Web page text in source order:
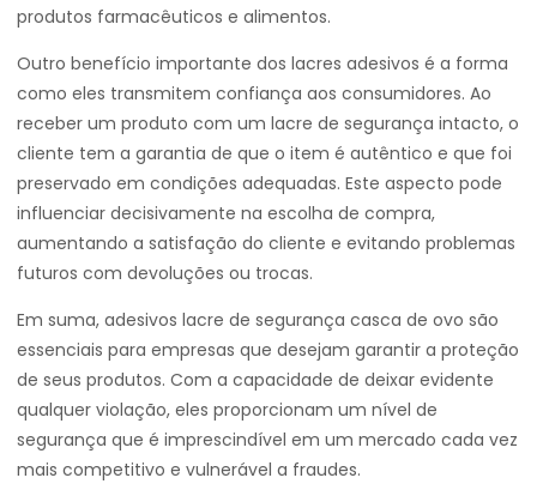
produtos farmacêuticos e alimentos.
Outro benefício importante dos lacres adesivos é a forma
como eles transmitem confiança aos consumidores. Ao
receber um produto com um lacre de segurança intacto, o
cliente tem a garantia de que o item é autêntico e que foi
preservado em condições adequadas. Este aspecto pode
influenciar decisivamente na escolha de compra,
aumentando a satisfação do cliente e evitando problemas
futuros com devoluções ou trocas.
Em suma, adesivos lacre de segurança casca de ovo são
essenciais para empresas que desejam garantir a proteção
de seus produtos. Com a capacidade de deixar evidente
qualquer violação, eles proporcionam um nível de
segurança que é imprescindível em um mercado cada vez
mais competitivo e vulnerável a fraudes.